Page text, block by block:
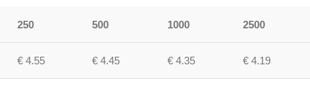
250 500 1000 2500
€ 4.55 € 4.45 € 4.35 € 4.19